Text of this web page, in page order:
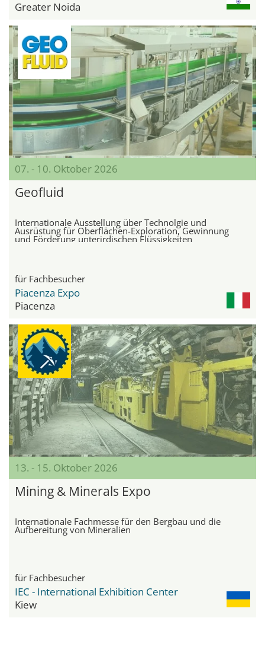
Greater Noida
07. - 10. Oktober 2026
Geofluid
Internationale Ausstellung über Technolgie und
Ausrüstung für Oberflächen-Exploration, Gewinnung
und Förderung unterirdischen Flüssigkeiten
für Fachbesucher
Piacenza Expo
Piacenza
13. - 15. Oktober 2026
Mining & Minerals Expo
Internationale Fachmesse für den Bergbau und die
Aufbereitung von Mineralien
für Fachbesucher
IEC - International Exhibition Center
Kiew